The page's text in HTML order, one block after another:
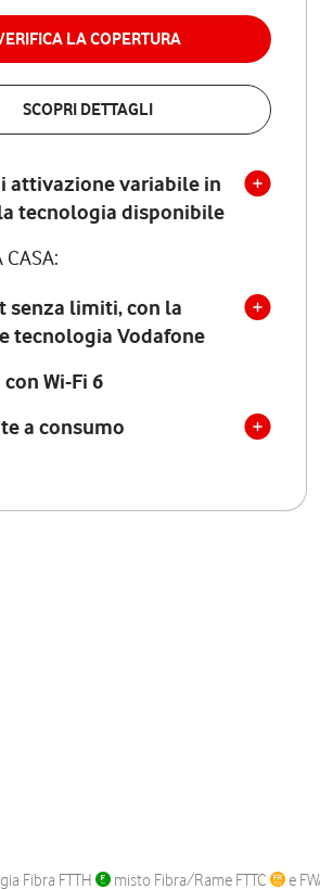
LA COPERTURA
SCOPRI DETTAGLI
attivazione variabile in
tecnologia disponibile
CASA:
senza limiti, con la
tecnologia Vodafone
Wi-Fi 6
a consumo
Fibra FTTH misto Fibra/Rame FTTC e